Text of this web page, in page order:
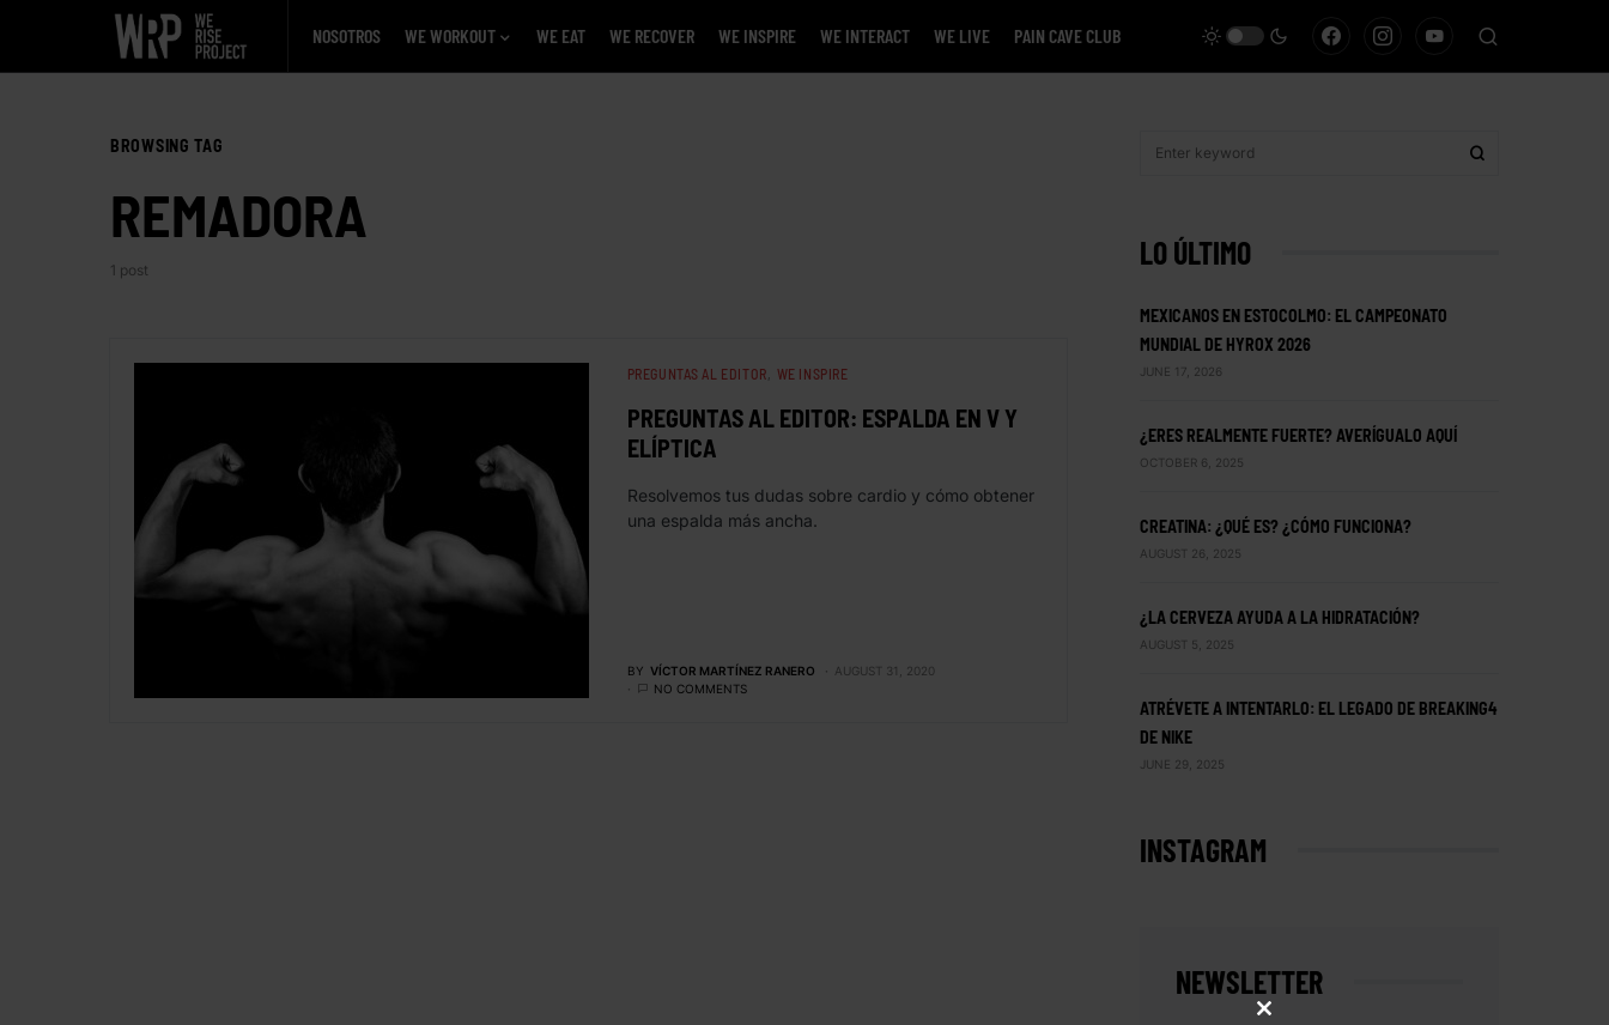
NOSOTROS WE WORKOUT WE EAT WE RECOVER WE INSPIRE WE INTERACT WE LIVE PAIN CAVE CLUB
BROWSING TAG
REMADORA
1 post
PREGUNTAS AL EDITOR WE INSPIRE
PREGUNTAS AL EDITOR: ESPALDA EN V Y
ELÍPTICA
Resolvemos tus dudas sobre cardio y cómo obtener
una espalda más ancha.
BY VÍCTOR MARTÍNEZ RANERO
AUGUST 31, 2020
NO COMMENTS
LO ÚLTIMO
MEXICANOS EN ESTOCOLMO: EL CAMPEONATO
MUNDIAL DE HYROX 2026
JUNE 17, 2026
¿ERES REALMENTE FUERTE? AVERÍGUALO AQUÍ
OCTOBER 6, 2025
CREATINA: ¿QUÉ ES? ¿CÓMO FUNCIONA?
AUGUST 26, 2025
¿LA CERVEZA AYUDA A LA HIDRATACIÓN?
AUGUST 5, 2025
ATRÉVETE A INTENTARLO: EL LEGADO DE BREAKING4
DE NIKE
JUNE 29, 2025
INSTAGRAM
NEWSLETTER